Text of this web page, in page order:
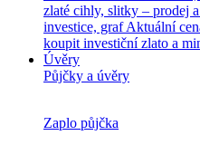
zlaté cihly, slitky – prodej
investice, grafAktuální
koupit investiční zlato a
Úvěry
Půjčky a úvěry
Zaplo půjčka